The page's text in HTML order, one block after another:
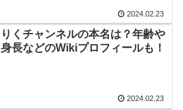
2024.02.23
りくチャンネルの本名は？年齢や
身長などのWikiプロフィールも！
2024.02.23